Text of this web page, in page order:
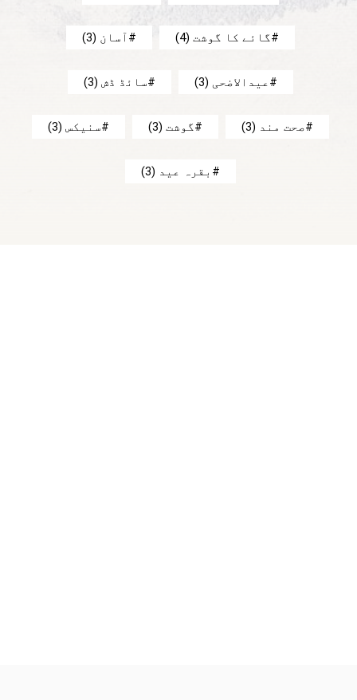
گائے کا گوشت (4) آسان (3)
عیدالاضحی (3) سائڈ ڈش (3)
صحت مند (3) گوشت (3) سنیکس (3)
بقرہ عید (3)